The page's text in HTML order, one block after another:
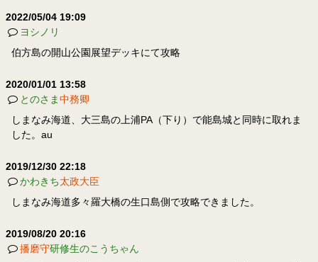
2022/05/04 19:09
ヨシノリ
伯方島の開山公園展望デッキにて攻略
2020/01/01 13:58
とのさま中務卿
しまなみ海道、大三島の上浦PA（下り）で能島城と同時に取れま
した。au
2019/12/30 22:18
かわきち太政大臣
しまなみ海道多々羅大橋の生口島側で攻略できました。
2019/08/20 20:16
播磨守研修生のこうちゃん